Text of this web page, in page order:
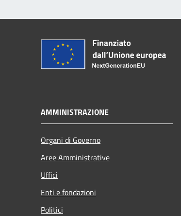
AMMINISTRAZIONE
Organi di Governo
Aree Amministrative
Uffici
Enti e fondazioni
Politici